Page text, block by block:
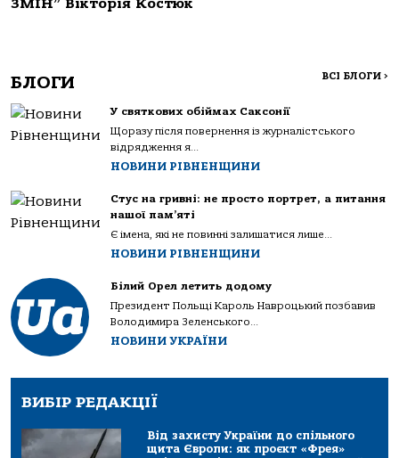
ЗМІН” Вікторія Костюк
БЛОГИ ВСІ БЛОГИ >
У святкових обіймах Саксонії
Щоразу після повернення із журналістського
відрядження я...
НОВИНИ РІВНЕНЩИНИ
Стус на гривні: не просто портрет, а питання
нашої пам’яті
Є імена, які не повинні залишатися лише...
НОВИНИ РІВНЕНЩИНИ
Білий Орел летить додому
Президент Польщі Кароль Навроцький позбавив
Володимира Зеленського...
НОВИНИ УКРАЇНИ
ВИБІР РЕДАКЦІЇ
Від захисту України до спільного
щита Європи: як проєкт «Фрея»